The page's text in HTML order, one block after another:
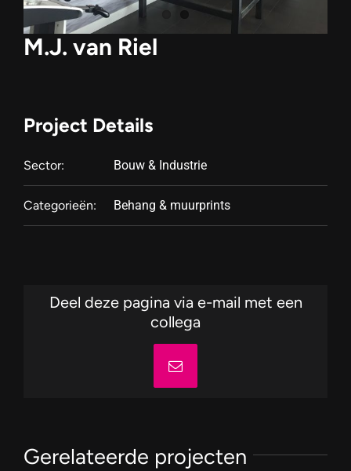
M.J. van Riel
Project Details
Sector: Bouw & Industrie
Categorieën: Behang & muurprints
Deel deze pagina via e-mail met een
collega
E-
mail
Gerelateerde projecten